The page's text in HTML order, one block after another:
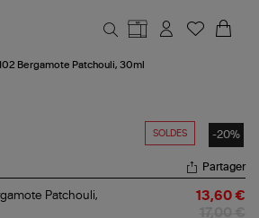
Bergamote Patchouli, 30ml
SOLDES -20%
Partager
Patchouli,
13,60 €